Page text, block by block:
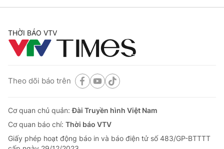
THỜI BÁO VTV
Theo dõi báo trên
Cơ quan chủ quản:Đài Truyền hình Việt Nam
Cơ quan báo chí: Thời báo VTV
Giấy phép hoạt động báo in và báo điện tử số 483/GP-BTTTT